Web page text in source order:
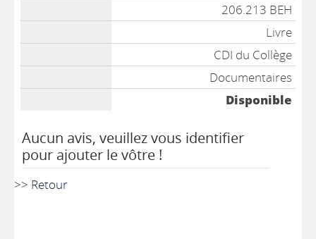
206.213 BEH
Livre
CDI du Collège
Documentaires
Disponible
Aucun avis, veuillez vous identifier
pour ajouter le vôtre !
>> Retour